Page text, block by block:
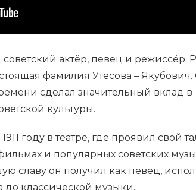
советский актёр, певец и режиссёр.
фамилия Утесова –
сделал значительный вклад в
культуры.
году в театре, где проявил свой
и популярных советских
славу он получил как певец,
до классической музыки.